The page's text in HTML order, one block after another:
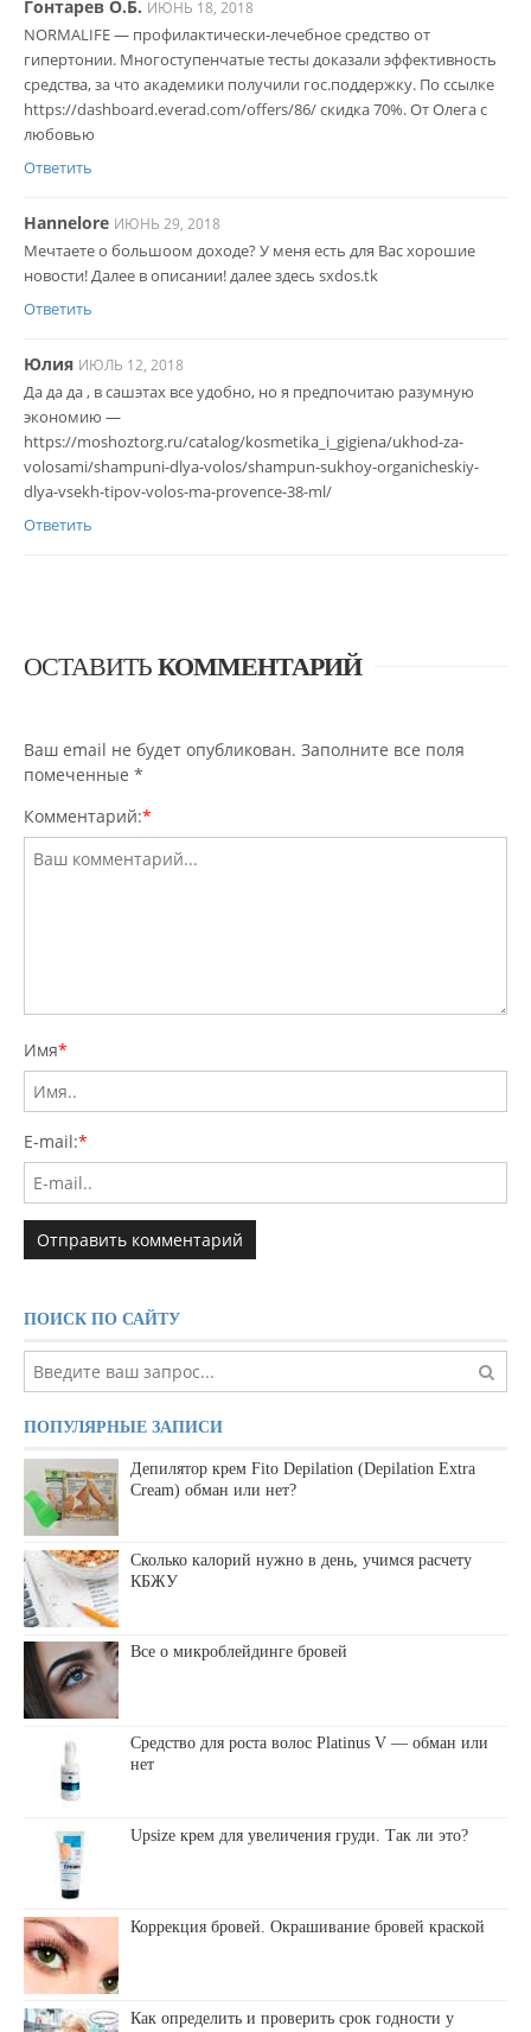
Гонтарев О.Б. ИЮНЬ 18, 2018
NORMALIFE — профилактически-лечебное средство от
гипертонии. Многоступенчатые тесты доказали эффективность
средства, за что академики получили гос.поддержку. По ссылке
https://dashboard.everad.com/offers/86/ скидка 70%. От Олега с
любовью
Ответить
Hannelore ИЮНЬ 29, 2018
Мечтаете о большоом доходе? У меня есть для Вас хорошие
новости! Далее в описании! далее здесь sxdos.tk
Ответить
Юлия ИЮЛЬ 12, 2018
Да да да , в сашэтах все удобно, но я предпочитаю разумную
экономию —
https://moshoztorg.ru/catalog/kosmetika_i_gigiena/ukhod-za-
volosami/shampuni-dlya-volos/shampun-sukhoy-organicheskiy-
dlya-vsekh-tipov-volos-ma-provence-38-ml/
Ответить
ОСТАВИТЬ КОММЕНТАРИЙ
Ваш email не будет опубликован. Заполните все поля
помеченные *
Комментарий:*
Имя*
E-mail:*
ПОИСК ПО САЙТУ
ПОПУЛЯРНЫЕ ЗАПИСИ
Депилятор крем Fito Depilation (Depilation Extra
Cream) обман или нет?
Сколько калорий нужно в день, учимся расчету
КБЖУ
Все о микроблейдинге бровей
Средство для роста волос Platinus V — обман или
нет
Upsize крем для увеличения груди. Так ли это?
Коррекция бровей. Окрашивание бровей краской
Как определить и проверить срок годности у